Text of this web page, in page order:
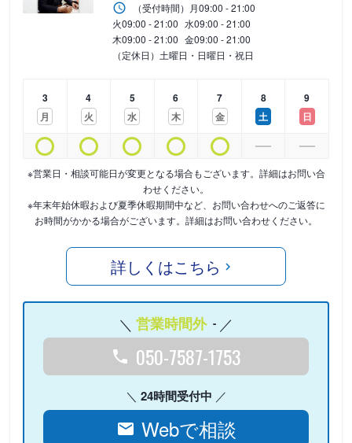
（受付時間） 月09:00 - 21:00
火09:00 - 21:00 水09:00 - 21:00
木09:00 - 21:00 金09:00 - 21:00
（定休日）土曜日・日曜日・祝日
3
月
4
火
5
水
6
木
7
金
8
土
9
日
※営業日・相談可能日が変更となる場合もございます。詳細はお問い合
わせください。
※年末年始休暇および夏季休暇期間中など、お問い合わせへのご返答に
お時間がかかる場合がございます。詳細はお問い合わせください。
詳しくはこちら
営業時間外 -
050-7587-1753
24時間受付中
Webで相談